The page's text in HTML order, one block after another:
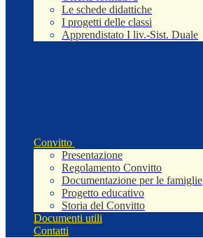
Le schede didattiche
I progetti delle classi
Apprendistato I liv.-Sist. Duale
Convitto
Presentazione
Regolamento Convitto
Documentazione per le famiglie
Progetto educativo
Storia del Convitto
Documenti utili
Contatti